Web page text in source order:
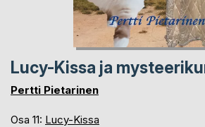
Lucy-Kissa ja
Pertti Pietarinen
Osa 11: Lucy-Kissa